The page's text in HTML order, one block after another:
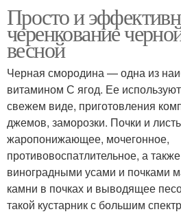
Просто и
черенкование
весной
Черная смородина — одна из
витамином С ягод. Ее
свежем виде, приготовления
джемов, заморозки. Почки и
жаропонижающее, мочегонное,
противовоспатлительное, а
виноградными усами и почками
камни в почках и выводящее
такой кустарник с большим